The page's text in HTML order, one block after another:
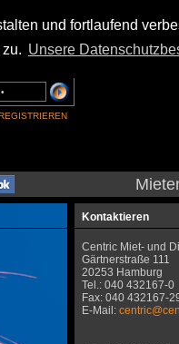
und fortlaufend
Unsere
Kontaktieren
Centric Miet- und
Gärtnerstraße 111
20253 Hamburg
Tel.: 040 432167-0
Fax: 040 432167-
E-Mail: